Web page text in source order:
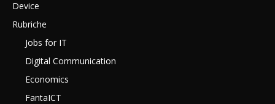
Device
Rubriche
Jobs for IT
Digital Communication
Economics
FantaICT